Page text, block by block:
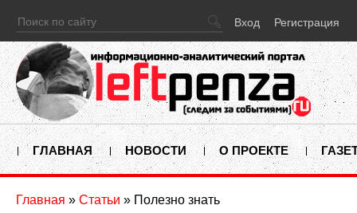
Вход Регистрация
ГЛАВНАЯ НОВОСТИ О ПРОЕКТЕ
Главная » Статьи » Полезно знать